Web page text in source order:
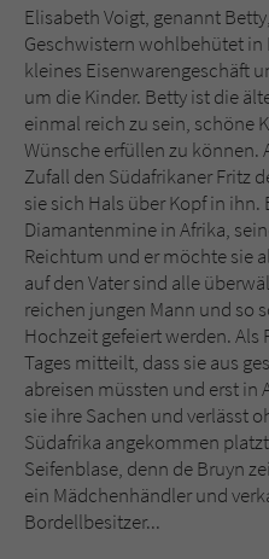
Elisabeth Voigt, genannt
Geschwistern wohlbehütet in
kleines Eisenwarengeschäft
um die Kinder. Betty ist die
einmal reich zu sein, schöne
Wünsche erfüllen zu können.
Zufall den Südafrikaner Fritz
sie sich Hals über Kopf in ihn.
Diamantenmine in Afrika,
Reichtum und er möchte sie
auf den Vater sind alle
reichen jungen Mann und so
Hochzeit gefeiert werden. Als
Tages mitteilt, dass sie aus
abreisen müssten und erst in
sie ihre Sachen und verlässt
Südafrika angekommen
Seifenblase, denn de Bruyn
ein Mädchenhändler und
Bordellbesitzer...